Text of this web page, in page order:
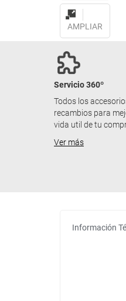
AMPLIAR
Servicio 360º
Todos los
recambios para
vida util de tu
Ver más
Información